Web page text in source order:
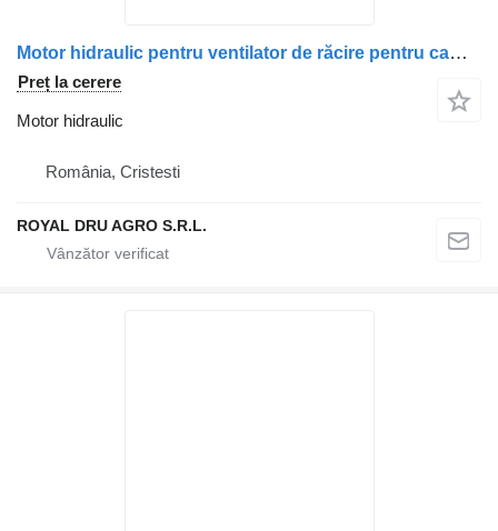
Motor hidraulic pentru ventilator de răcire pentru camion Scania 470937 1764450 17
Preț la cerere
Motor hidraulic
România, Cristesti
ROYAL DRU AGRO S.R.L.